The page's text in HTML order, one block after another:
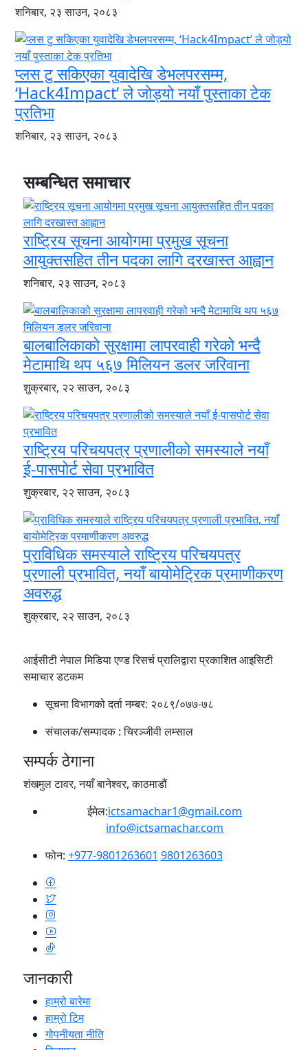
शनिबार, २३ साउन, २०८३
प्लस टु सकिएका युवादेखि डेभलपरसम्म,
‘Hack4Impact’ ले जोड्यो नयाँ पुस्ताका टेक
प्रतिभा
शनिबार, २३ साउन, २०८३
सम्बन्धित समाचार
राष्ट्रिय सूचना आयोगमा प्रमुख सूचना
आयुक्तसहित तीन पदका लागि दरखास्त आह्वान
शनिबार, २३ साउन, २०८३
बालबालिकाको सुरक्षामा लापरवाही गरेको भन्दै
मेटामाथि थप ५६७ मिलियन डलर जरिवाना
शुक्रबार, २२ साउन, २०८३
राष्ट्रिय परिचयपत्र प्रणालीको समस्याले नयाँ
ई-पासपोर्ट सेवा प्रभावित
शुक्रबार, २२ साउन, २०८३
प्राविधिक समस्याले राष्ट्रिय परिचयपत्र
प्रणाली प्रभावित, नयाँ बायोमेट्रिक प्रमाणीकरण
अवरुद्ध
शुक्रबार, २२ साउन, २०८३
आईसीटी नेपाल मिडिया एण्ड रिसर्च प्रालिद्वारा प्रकाशित आइसिटी
समाचार डटकम
सूचना विभागको दर्ता नम्बर: २०८९/०७७-७८
संचालक/सम्पादक :चिरञ्जीवी लम्साल
सम्पर्क ठेगाना
शंखमुल टावर, नयाँ बानेश्वर, काठमाडौं
ईमेल:ictsamachar1@gmail.com
info@ictsamachar.com
फोन: +977-9801263601 9801263603
जानकारी
हाम्रो बारेमा
हाम्रो टिम
गोपनीयता नीति